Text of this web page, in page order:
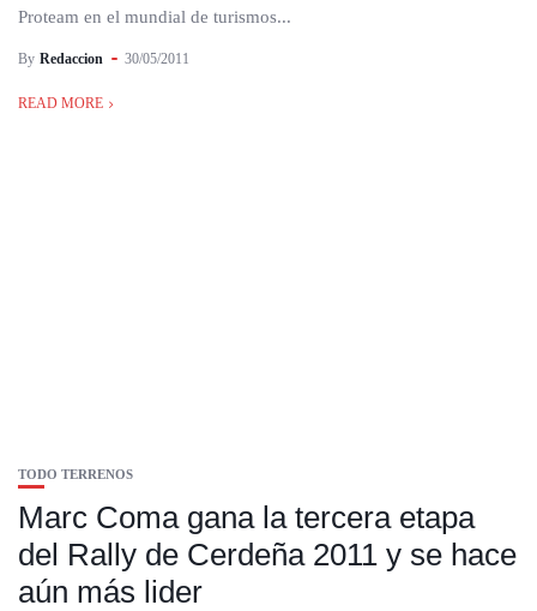
Proteam en el mundial de turismos...
By Redaccion 30/05/2011
READ MORE
TODO TERRENOS
Marc Coma gana la tercera etapa
del Rally de Cerdeña 2011 y se hace
aún más lider